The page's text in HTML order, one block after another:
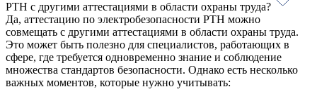
РТН с другими аттестациями в области охраны труда?
Да, аттестацию по электробезопасности РТН можно
совмещать с другими аттестациями в области охраны труда.
Это может быть полезно для специалистов, работающих в
сфере, где требуется одновременно знание и соблюдение
множества стандартов безопасности. Однако есть несколько
важных моментов, которые нужно учитывать: